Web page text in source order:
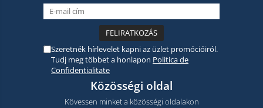
Szeretnék hírlevelet kapni az üzlet promócióiról.
Tudj meg többet a honlapon Politica de
Confidentialitate
Közösségi oldal
Kövessen minket a közösségi oldalakon